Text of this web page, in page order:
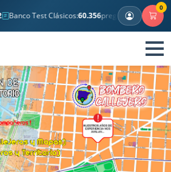
Banco Test Clásicos:60.356preguntas Memory
0